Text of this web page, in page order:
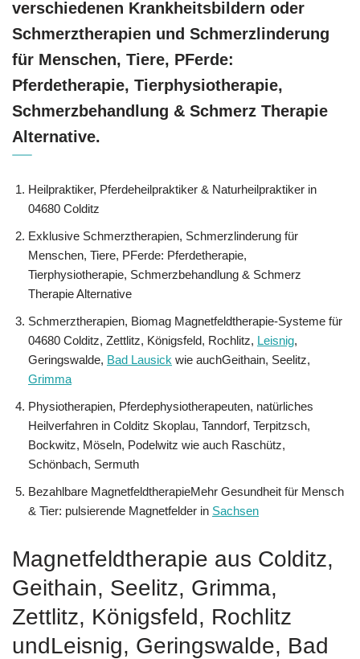
verschiedenen Krankheitsbildern oder
Schmerztherapien und Schmerzlinderung
für Menschen, Tiere, PFerde:
Pferdetherapie, Tierphysiotherapie,
Schmerzbehandlung & Schmerz Therapie
Alternative.
Heilpraktiker, Pferdeheilpraktiker & Naturheilpraktiker in
04680 Colditz
Exklusive Schmerztherapien, Schmerzlinderung für
Menschen, Tiere, PFerde: Pferdetherapie,
Tierphysiotherapie, Schmerzbehandlung & Schmerz
Therapie Alternative
Schmerztherapien, Biomag Magnetfeldtherapie-Systeme für
04680 Colditz, Zettlitz, Königsfeld, Rochlitz, Leisnig,
Geringswalde, Bad Lausick wie auchGeithain, Seelitz,
Grimma
Physiotherapien, Pferdephysiotherapeuten, natürliches
Heilverfahren in Colditz Skoplau, Tanndorf, Terpitzsch,
Bockwitz, Möseln, Podelwitz wie auch Raschütz,
Schönbach, Sermuth
Bezahlbare MagnetfeldtherapieMehr Gesundheit für Mensch
& Tier: pulsierende Magnetfelder in Sachsen
Magnetfeldtherapie aus Colditz,
Geithain, Seelitz, Grimma,
Zettlitz, Königsfeld, Rochlitz
undLeisnig, Geringswalde, Bad